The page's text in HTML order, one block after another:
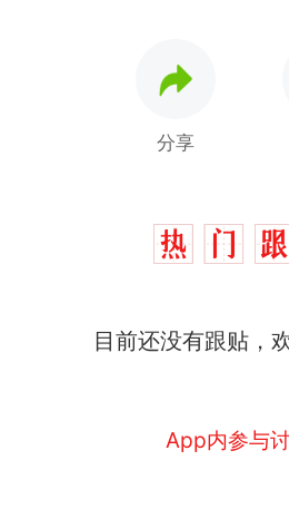
分享
目前还没有跟贴，
App内参与
人生
新 制裁瓜子
么？